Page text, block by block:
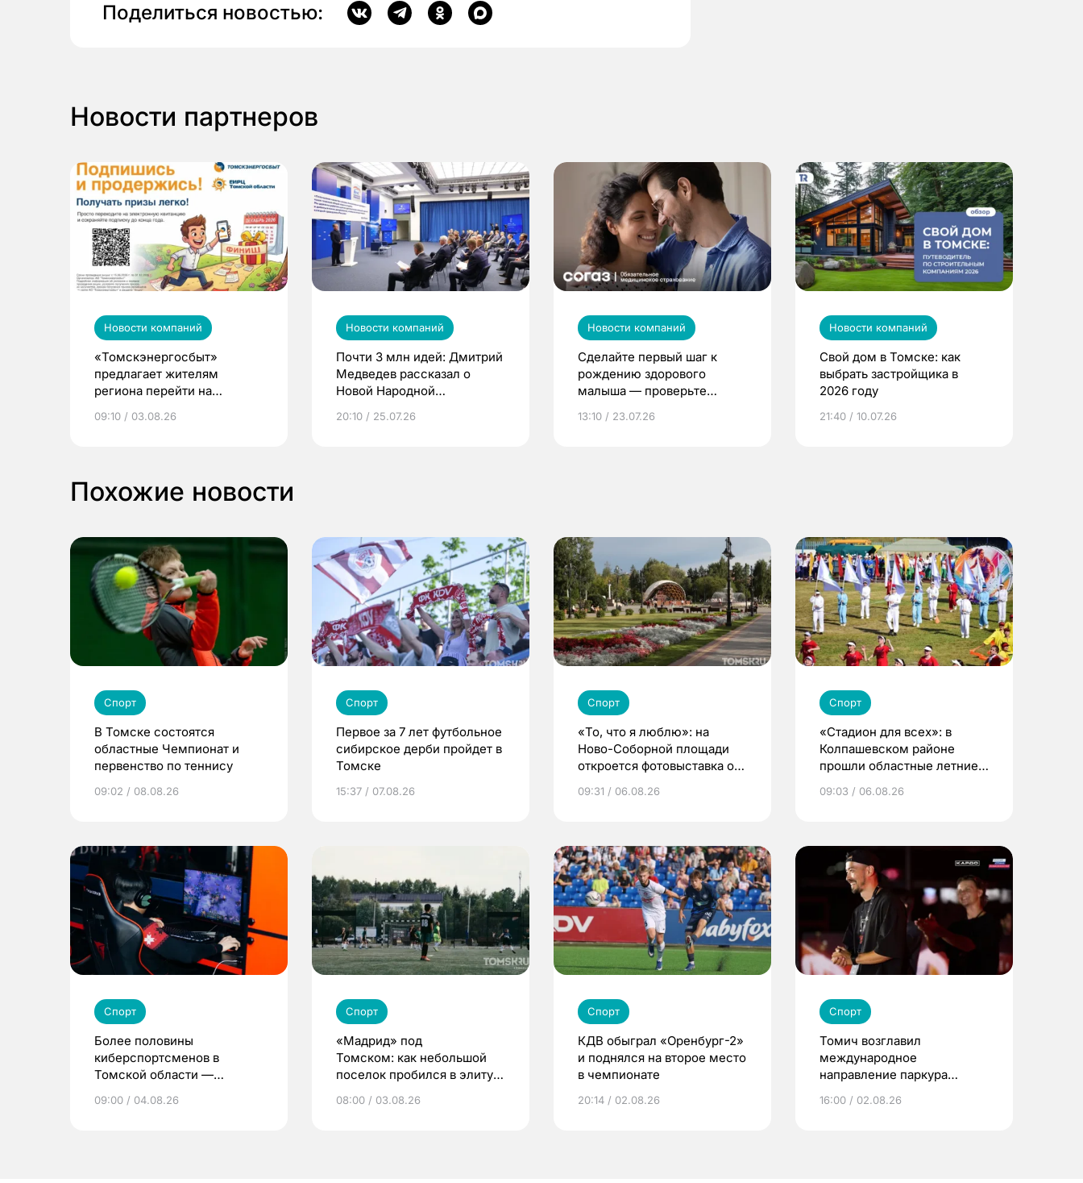
Поделиться новостью:
Новости партнеров
Новости компаний
«Томскэнергосбыт»
предлагает жителям
региона перейти на
выиграть призы
09:10 / 03.08.26
Новости компаний
Почти 3 млн идей: Дмитрий
Медведев рассказал о
Новой Народной
20:10 / 25.07.26
Новости компаний
Сделайте первый шаг к
рождению здорового
малыша — проверьте
по ОМС!
13:10 / 23.07.26
Новости компаний
Свой дом в Томске: как
выбрать застройщика в
2026 году
21:40 / 10.07.26
Похожие новости
Спорт
В Томске состоятся
областные Чемпионат и
первенство по теннису
09:02 / 08.08.26
Спорт
Первое за 7 лет футбольное
сибирское дерби пройдет в
Томске
15:37 / 07.08.26
Спорт
«То, что я люблю»: на
Ново-Соборной площади
откроется фотовыставка о
09:31 / 06.08.26
Спорт
«Стадион для всех»: в
Колпашевском районе
прошли областные летние
09:03 / 06.08.26
Спорт
Более половины
киберспортсменов в
Томской области —
09:00 / 04.08.26
Спорт
«Мадрид» под
Томском: как небольшой
поселок пробился в элиту
08:00 / 03.08.26
Спорт
КДВ обыграл «Оренбург-2»
и поднялся на второе место
в чемпионате
20:14 / 02.08.26
Спорт
Томич возглавил
международное
направление паркура
16:00 / 02.08.26